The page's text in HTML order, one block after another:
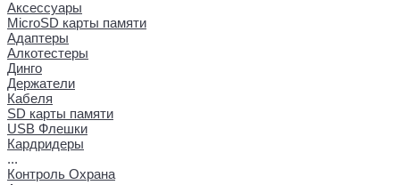
Аксессуары
MicroSD карты памяти
Адаптеры
Алкотестеры
Динго
Держатели
Кабеля
SD карты памяти
USB Флешки
Кардридеры
...
Контроль Охрана